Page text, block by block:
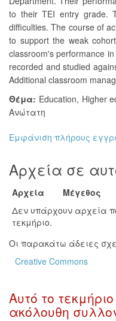
to their TEI entry grade.
difficulties. The course of
to support the weak
classroom's performance
recorded and studied
Additional classroom
Θέμα: Education, Higher
Ανώτατη
Εμφάνιση πλήρους
Αρχεία σε
Αρχεία Μέγεθος
Δεν υπάρχουν αρχεία
τεκμήριο.
Οι παρακάτω άδειες
Creative Commons
Αυτό το
ακόλουθη